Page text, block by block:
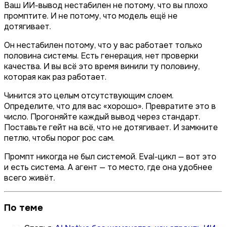
Ваш ИИ-вывод нестабилен не потому, что вы плохо
промптите. И не потому, что модель ещё не
дотягивает.
Он нестабилен потому, что у вас работает только
половина системы. Есть генерация, нет проверки
качества. И вы всё это время винили ту половину,
которая как раз работает.
Чинится это целым отсутствующим слоем.
Определите, что для вас «хорошо». Превратите это в
число. Прогоняйте каждый вывод через стандарт.
Поставьте гейт на всё, что не дотягивает. И замкните
петлю, чтобы порог рос сам.
Промпт никогда не был системой. Eval-цикл — вот это
и есть система. А агент — то место, где она удобнее
всего живёт.
По теме